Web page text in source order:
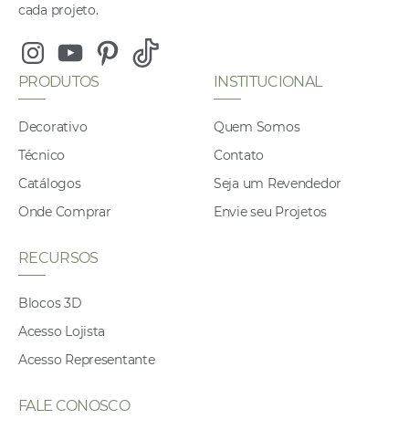
cada projeto.
InstagramYoutubePinterest
Tiktok
PRODUTOS
Decorativo
Técnico
Catálogos
Onde Comprar
INSTITUCIONAL
Quem Somos
Contato
Seja um Revendedor
Envie seu Projetos
RECURSOS
Blocos 3D
Acesso Lojista
Acesso Representante
FALE CONOSCO